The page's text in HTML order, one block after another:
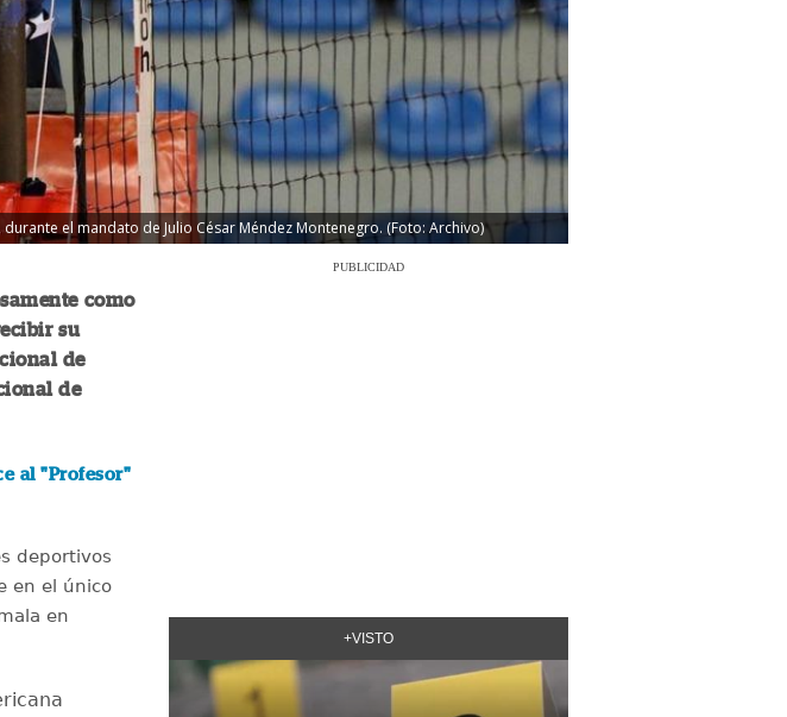
el mandato de Julio César Méndez Montenegro. (Foto: Archivo)
como
su
de
de
al "Profesor"
deportivos
en el único
en
PUBLICIDAD
+VISTO